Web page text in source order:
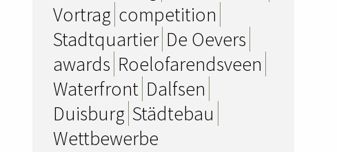
Vortrag competition
Stadtquartier De Oevers
awards Roelofarendsveen
Waterfront Dalfsen
Duisburg Städtebau
Wettbewerbe